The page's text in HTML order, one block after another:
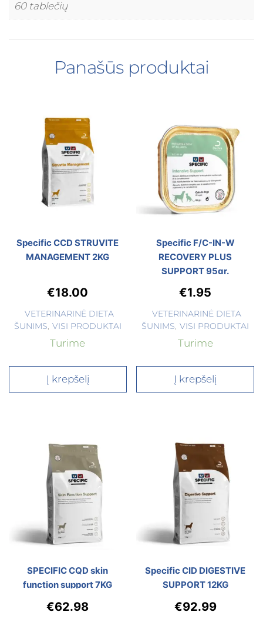
60 tablečių
Panašūs produktai
Specific CCD STRUVITE
MANAGEMENT 2KG
€18.00
VETERINARINĖ DIETA
ŠUNIMS VISI PRODUKTAI
Turime
Į krepšelį
Specific F/C-IN-W
RECOVERY PLUS
SUPPORT 95gr.
€1.95
VETERINARINĖ DIETA
ŠUNIMS VISI PRODUKTAI
Turime
Į krepšelį
SPECIFIC CQD skin
function support 7KG
€62.98
Specific CID DIGESTIVE
SUPPORT 12KG
€92.99